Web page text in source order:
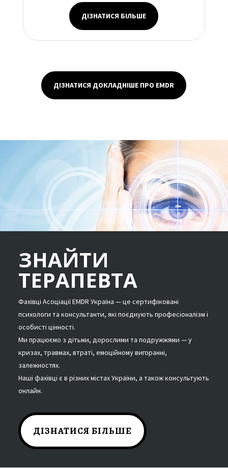
ДІЗНАТИСЯ БІЛЬШЕ
ДІЗНАТИСЯ ДОКЛАДНІШЕ ПРО EMDR
ЗНАЙТИ
ТЕРАПЕВТА
Фахівці Асоціації EMDR Україна — це сертифіковані
психологи та консультанти, які поєднують професіоналізм і
особисті цінності.
Ми працюємо з дітьми, дорослими та подружжями — у
кризах, травмах, втраті, емоційному вигоранні,
залежностях.
Наші фахівці є в різних містах України, а також консультують
онлайн.
ДІЗНАТИСЯ БІЛЬШЕ